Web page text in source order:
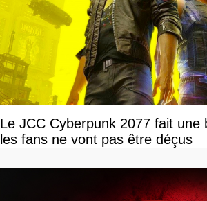
Le JCC Cyberpunk 2077 fait une
les fans ne vont pas être déçus